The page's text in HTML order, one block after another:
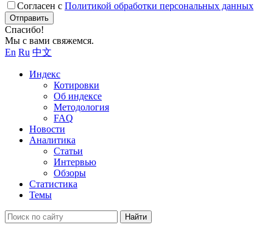
Согласен с Политикой обработки персональных данных
Отправить
Спасибо!
Мы с вами свяжемся.
En Ru 中文
Индекс
Котировки
Об индексе
Методология
FAQ
Новости
Аналитика
Статьи
Интервью
Обзоры
Статистика
Темы
Найти